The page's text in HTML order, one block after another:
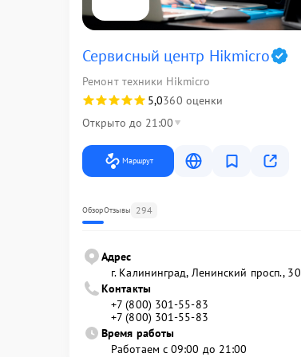
Сервисный центр Hikmicro
Ремонт техники Hikmicro
5,0360 оценки
Открыто до 21:00
Маршрут
ОбзорОтзывы 294
Адрес
г. Калининград, Ленинский просп., 30
Контакты
+7 (800) 301-55-83
+7 (800) 301-55-83
Время работы
Работаем с 09:00 до 21:00